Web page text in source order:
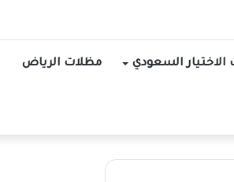
السعودي مظلات الرياض